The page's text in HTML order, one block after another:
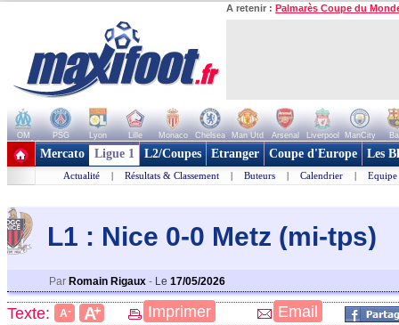
A retenir : Palmarès Coupe du
OM PSG Lyon Lille Monaco Chelsea Man Utd Arsenal Liverpool ManCity
+ de clubs
Mercato Ligue 1 L2/Coupes Etranger Coupe d'Europe Les
Actualité | Résultats & Classement | Buteurs | Calendrier | Equipe
L1 : Nice 0-0 Metz (mi-tps)
Par Romain Rigaux - Le 17/05/2026
Texte: A- A+ Imprimer Email